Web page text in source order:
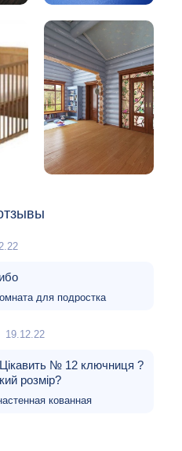
для подростка
19.12.22
№ 12 ключниця ?
розмір?
кованная